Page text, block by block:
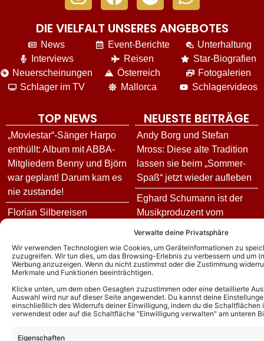
Verwalte deine Privatsphäre
Wir verwenden Technologien wie Cookies, um Geräteinformationen zu
zuzugreifen. Wir tun dies, um das Browsing-Erlebnis zu verbessern und um
Werbung anzuzeigen. Wenn du nicht zustimmst oder die Zustimmung
Merkmale und Funktionen beeinträchtigen.
Klicke unten, um dem oben Gesagten zuzustimmen oder eine detaillierte
Auswahl wird nur auf dieser Seite angewendet. Du kannst deine
einschließlich des Widerrufs deiner Einwilligung, indem du die
verwendest oder auf die Schaltfläche "Einwilligung verwalten" am unteren
Eigenschaften
DIE VIELFALT UNSERES ANGEBOTES
News
Interviews
Neuerscheinungen
Schlager im TV
Event-Berichte
Reisen
Österreich
Mallorca
Unterhaltung
Star-Biografien
Fotogalerien
Schlagervideos
TOP NEWS
„Moviestar“-Sänger Harpo
enthüllt: Album mit ABBA-
Mitgliedern Benny und Björn
war geplant! Darum kam es
nie zustande!
Florian Silbereisen
mit IHR an seiner Seite!
Calimeros äußern sich
exklusiv zu Andy Rynerts
Ausstieg: Die Hintergründe
und wie es jetzt für die
NEUESTE BEITRÄGE
Andy Borg und Stefan
Mross: Diese alte Tradition
lassen sie beim „Sommer-
Spaß“ jetzt wieder aufleben
Eghard Schumann ist der
Musikproduzent vom
über den Job und sein
Leben abseits der Shows
„Inas Nacht“ heute: Gäste
und Vorschau zur Folge am
06.08.26